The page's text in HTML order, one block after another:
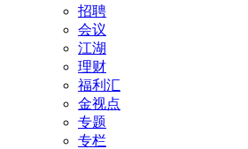
招聘
会议
江湖
理财
福利汇
金视点
专题
专栏